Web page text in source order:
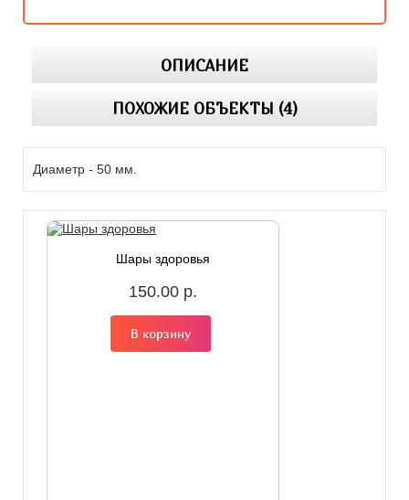
ОПИСАНИЕ
ПОХОЖИЕ ОБЪЕКТЫ (4)
Диаметр - 50 мм.
Шары здоровья
150.00 р.
В корзину